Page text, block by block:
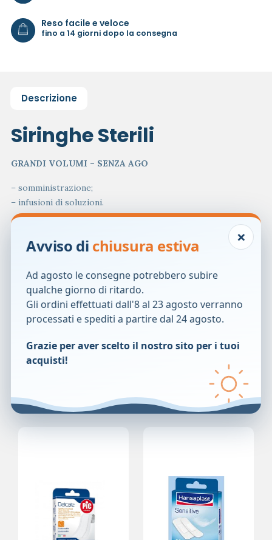
Reso facile e veloce
fino a 14 giorni dopo la consegna
Descrizione
Siringhe Sterili
GRANDI VOLUMI – SENZA AGO
– somministrazione;
– infusioni di soluzioni.
Caratteristiche:
siringhe sterili monouso, apirogene, atossiche senza ago.
Pistoncino in gomma a triplice contatto e dispositivo di
arresto a fine corsa del pistone per evitare
l&rsquo;accidentale fuoriuscita in aspirazione.
Cilindro e pistone ad alta trasparenza e scala graduata ad
elevata leggibilit&agrave;.
Cod.03078000090510 / 03079000090510 /
03079003090500 / 03079007090300
Prodotti correlati
×
Avviso di chiusura estiva
Ad agosto le consegne potrebbero subire
qualche giorno di ritardo.
Gli ordini effettuati dall'8 al 23 agosto verranno
processati e spediti a partire dal 24 agosto.
Grazie per aver scelto il nostro sito per i tuoi
acquisti!